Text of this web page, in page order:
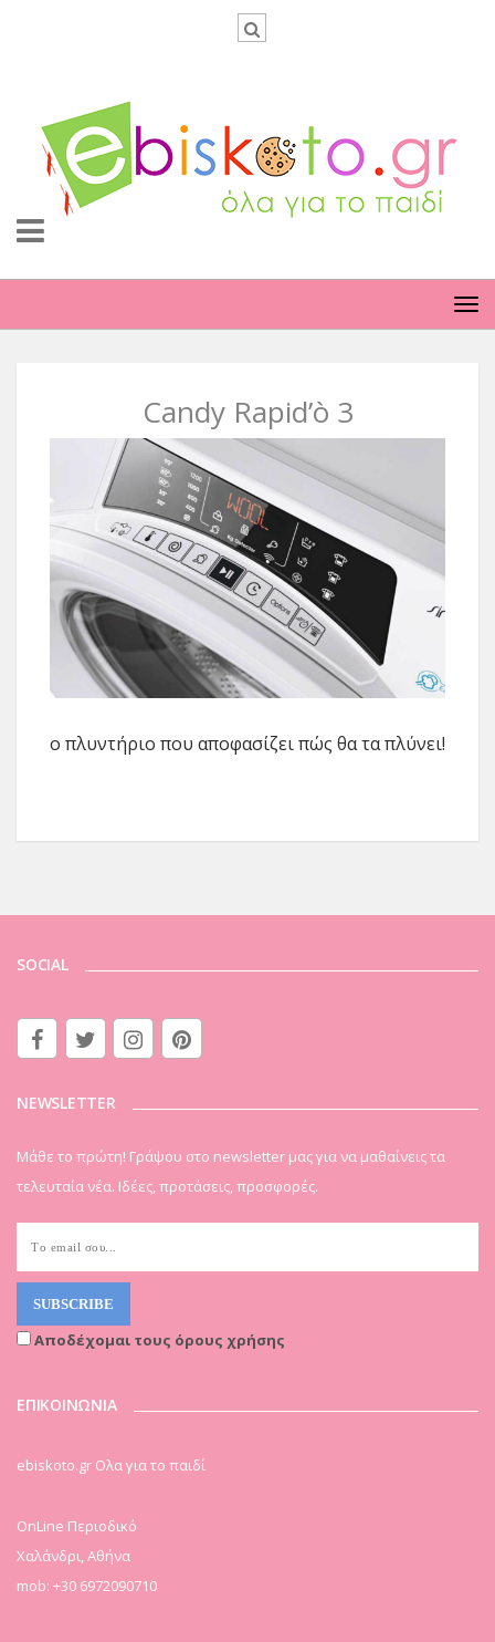
Candy Rapid’ò 3
ο πλυντήριο που αποφασίζει πώς θα τα πλύνει!
SOCIAL
NEWSLETTER
Μάθε το πρώτη! Γράψου στο newsletter μας για να μαθαίνεις τα
τελευταία νέα. Ιδέες, προτάσεις, προσφορές.
Αποδέχομαι τους όρους χρήσης
ΕΠΙΚΟΙΝΩΝΙΑ
ebiskoto.gr Ολα για το παιδί
OnLine Περιοδικό
Χαλάνδρι, Αθήνα
mob: +30 6972090710